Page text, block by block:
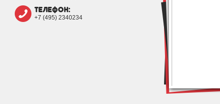
телефон:
+7 (495) 2340234